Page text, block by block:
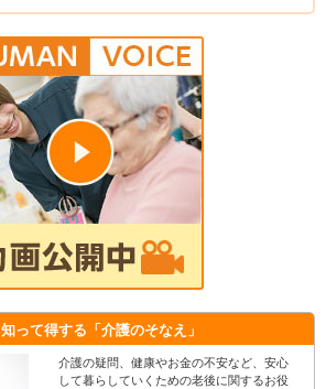
知って得する 「介護のそなえ」
介護の疑問、健康やお金の不安など、安心
して暮らしていくための老後に関するお役